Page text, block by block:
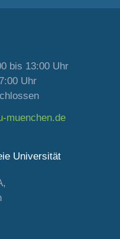
bis 13:00 Uhr
Uhr
muenchen.de
Universität